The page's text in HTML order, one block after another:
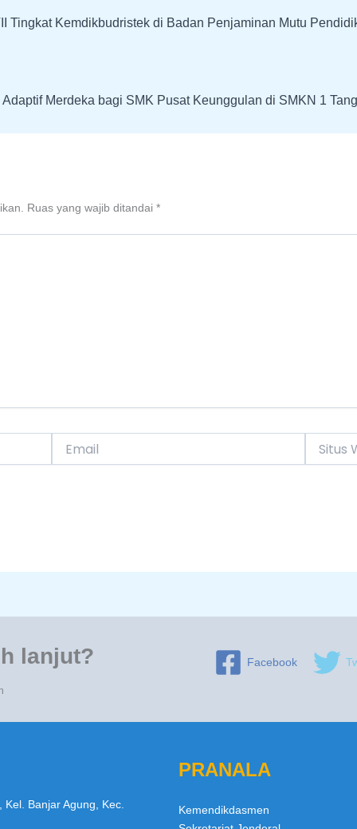
Tingkat Kemdikbudristek di Badan Penjaminan Mutu
Merdeka bagi SMK Pusat Keunggulan di SMKN 1
Ruas yang wajib ditandai *
Web
lanjut? Facebook
Banjar Agung, Kec.
PRANALA
Kemendikdasmen